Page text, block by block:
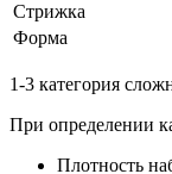
Стрижка
Форма
1-3 категория
При определении
Плотность